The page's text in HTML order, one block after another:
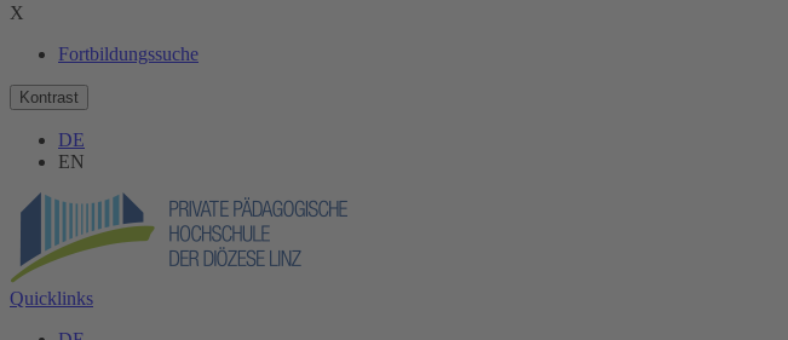
X
Fortbildungssuche
Kontrast
DE
EN
Quicklinks